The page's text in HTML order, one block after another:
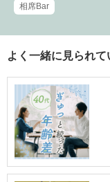
相席Bar
よく一緒に見られて